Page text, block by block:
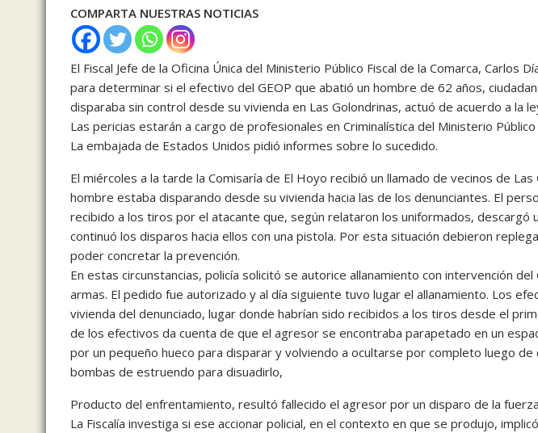
COMPARTA NUESTRAS NOTICIAS
El Fiscal Jefe de la Oficina Única del Ministerio Público Fiscal de la Comarca, Carlos
para determinar si el efectivo del GEOP que abatió un hombre de 62 años,
disparaba sin control desde su vivienda en Las Golondrinas, actuó de acuerdo a la
Las pericias estarán a cargo de profesionales en Criminalística del Ministerio Público
La embajada de Estados Unidos pidió informes sobre lo sucedido.
El miércoles a la tarde la Comisaría de El Hoyo recibió un llamado de vecinos de Las
hombre estaba disparando desde su vivienda hacia las de los denunciantes. El
recibido a los tiros por el atacante que, según relataron los uniformados, descargó
continuó los disparos hacia ellos con una pistola. Por esta situación debieron
poder concretar la prevención.
En estas circunstancias, policía solicitó se autorice allanamiento con intervención
armas. El pedido fue autorizado y al día siguiente tuvo lugar el allanamiento. Los
vivienda del denunciado, lugar donde habrían sido recibidos a los tiros desde el
de los efectivos da cuenta de que el agresor se encontraba parapetado en un
por un pequeño hueco para disparar y volviendo a ocultarse por completo luego de
bombas de estruendo para disuadirlo,
Producto del enfrentamiento, resultó fallecido el agresor por un disparo de la
La Fiscalía investiga si ese accionar policial, en el contexto en que se produjo,